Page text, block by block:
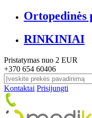
Ortopedinės
RINKINIAI
Pristatymas nuo 2 EUR
+370 654 60406
Kontaktai Prisijungti